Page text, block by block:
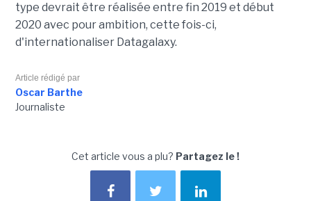
type devrait être réalisée entre fin 2019 et début
2020 avec pour ambition, cette fois-ci,
d'internationaliser Datagalaxy.
Article rédigé par
Oscar Barthe
Journaliste
Cet article vous a plu? Partagez le !